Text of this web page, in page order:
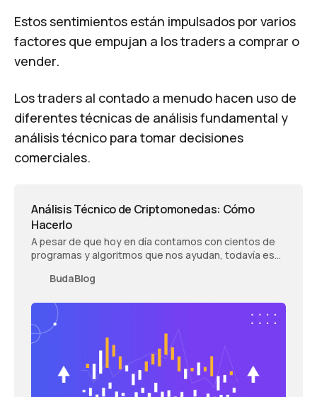
Estos sentimientos están impulsados por varios
factores que empujan a los traders a comprar o
vender.
Los traders al contado a menudo hacen uso de
diferentes técnicas de análisis fundamental y
análisis técnico para tomar decisiones
comerciales.
Análisis Técnico de Criptomonedas: Cómo
Hacerlo
A pesar de que hoy en día contamos con cientos de
programas y algoritmos que nos ayudan, todavía es
criptomonedas.
BudaBlog